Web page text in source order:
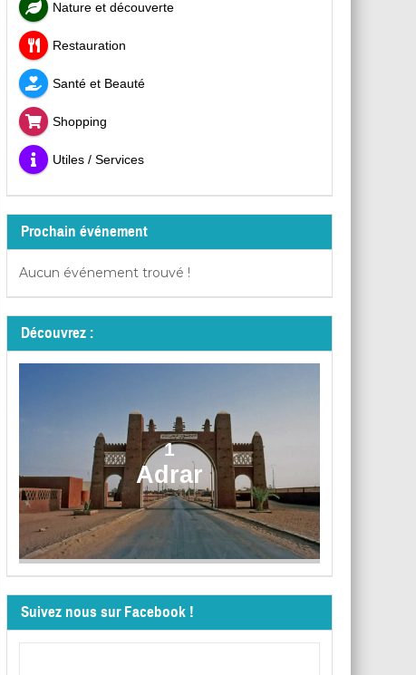
Nature et découverte
Restauration
Santé et Beauté
Shopping
Utiles / Services
Prochain événement
Aucun événement trouvé !
Découvrez :
1
Adrar
Suivez nous sur Facebook !